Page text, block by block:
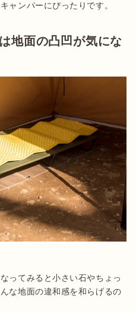
ャンパーにぴったりです。
地面の凸凹が気にな
ってみると小さい石やちょっ
な地面の違和感を和らげるの